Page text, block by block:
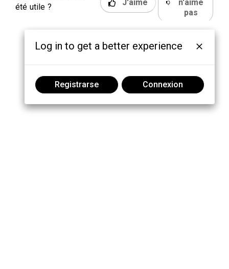
été utile ?
J'aime
n'aime
pas
Log in to get a better experience
Registrarse Connexion